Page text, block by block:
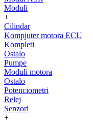
Moduli
+
Cilindar
Kompjuter motora ECU
Kompleti
Ostalo
Pumpe
Moduli motora
Ostalo
Potenciometri
Relej
Senzori
+